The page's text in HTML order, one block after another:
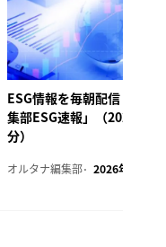
ESG情報を毎朝配信「オル
集部ESG速報」（2026年8
分）
オルタナ編集部 2026年8月7日